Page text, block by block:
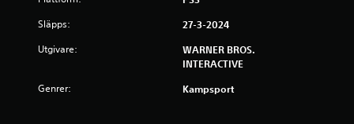
Släpps: 27-3-2024
Utgivare:
WARNER BROS.
INTERACTIVE
Genrer: Kampsport